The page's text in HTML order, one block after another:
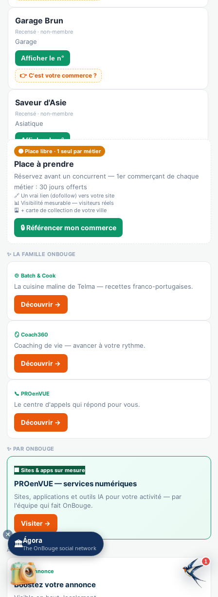
1
Garage Brun
Recensé · non-membre
Garage
Afficher le n°
👉 C'est votre commerce ?
Saveur d'Asie
Recensé · non-membre
Asiatique
Afficher le n°
👉 C'est votre commerce ?
La Royale
Recensé · non-membre
Bar
👉 C'est votre commerce ?
Recensé · non-membre
Afficher le n°
🌐 Voir le site
Yun Tian
Recensé · non-membre
Chinois
👉 C'est votre commerce ?
Le Menec
Recensé · non-membre
Crêperie
Par Faim d'Arômes
Recensé · non-membre
Française
👉 C'est votre commerce ?
Hippopotamus
Recensé · non-membre
Grill
👉 C'est votre commerce ?
🟠 Place libre · 1 seul par métier
Place à prendre
Réservez avant un concurrent — 1er commerçant de chaque
métier : 30 jours offerts
🔗 Un vrai lien (dofollow) vers votre site
📊 Visibilité mesurable — visiteurs réels
🎴 + carte de collection de votre ville
🔒 Référencer mon commerce
✨ LA FAMILLE ONBOUGE
🍲 Batch & Cook
La cuisine maline de Telma — recettes franco-portugaises.
Découvrir →
🪞 Coach360
Coaching de vie — avancer à votre rythme.
Découvrir →
📞 PROenVUE
Le centre d'appels qui répond pour vous.
Découvrir →
✨ PAR ONBOUGE
🏢 Sites & apps sur mesure
PROenVUE — services numériques
Sites, applications et outils IA pour votre activité — par
l'équipe qui fait OnBouge.
Visiter →
ANNONCE À LA UNE
Petite annonce
Boostez votre annonce
🏛️Ágora
The OnBouge social network
✕